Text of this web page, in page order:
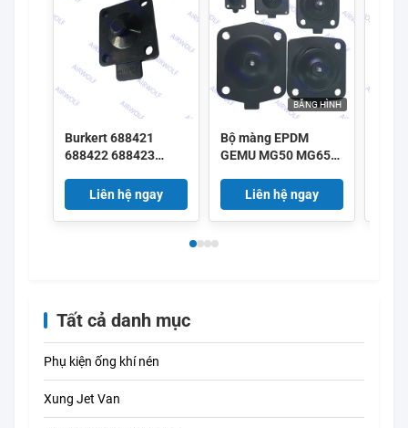
Burkert 688421
688422 688423
ngăn EPDM 2030A
2030 Bộ sửa chữa
van điện từ
Liên hệ ngay
BĂNG HÌNH
Bộ màng EPDM
GEMU MG50 MG65
FDA cho van màng
GEMU
Liên hệ ngay
Tất cả danh mục
Phụ kiện ống khí nén
Xung Jet Van